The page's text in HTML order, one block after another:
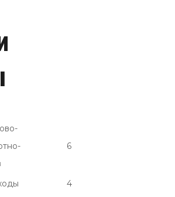
6
4